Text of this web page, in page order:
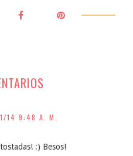
14 9:48 A. M.
:) Besos!